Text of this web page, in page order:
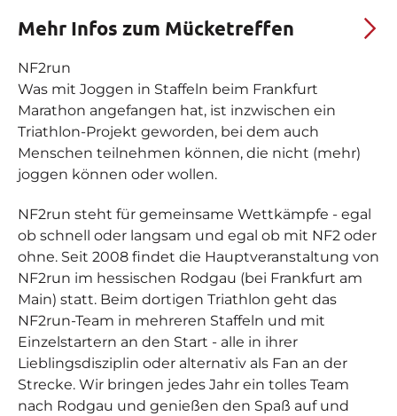
Mehr Infos zum Mücketreffen
NF2run
Was mit Joggen in Staffeln beim Frankfurt
Marathon angefangen hat, ist inzwischen ein
Triathlon-Projekt geworden, bei dem auch
Menschen teilnehmen können, die nicht (mehr)
joggen können oder wollen.
NF2run steht für gemeinsame Wettkämpfe - egal
ob schnell oder langsam und egal ob mit NF2 oder
ohne. Seit 2008 findet die Hauptveranstaltung von
NF2run im hessischen Rodgau (bei Frankfurt am
Main) statt. Beim dortigen Triathlon geht das
NF2run-Team in mehreren Staffeln und mit
Einzelstartern an den Start - alle in ihrer
Lieblingsdisziplin oder alternativ als Fan an der
Strecke. Wir bringen jedes Jahr ein tolles Team
nach Rodgau und genießen den Spaß auf und